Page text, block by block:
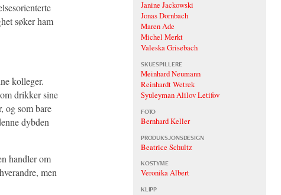
søker ham
kolleger.
drikker sine
og som bare
dybden
handler om
men
Janine Jackowski
Jonas Dornbach
Maren Ade
Michel Merkt
Valeska Grisebach
SKUESPILLERE
Meinhard Neumann
Reinhardt Wetrek
Syuleyman Alilov Letifov
FOTO
Bernhard Keller
PRODUKSJONSDESIGN
Beatrice Schultz
KOSTYME
Veronika Albert
KLIPP